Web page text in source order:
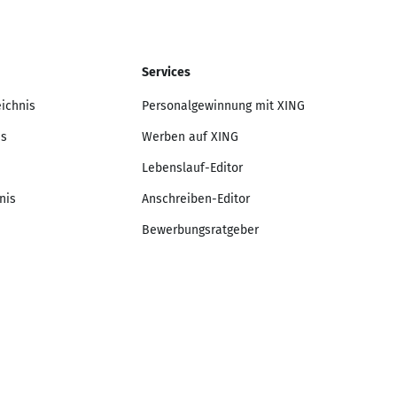
Services
Personalgewinnung mit XING
Werben auf XING
Lebenslauf-Editor
Anschreiben-Editor
Bewerbungsratgeber